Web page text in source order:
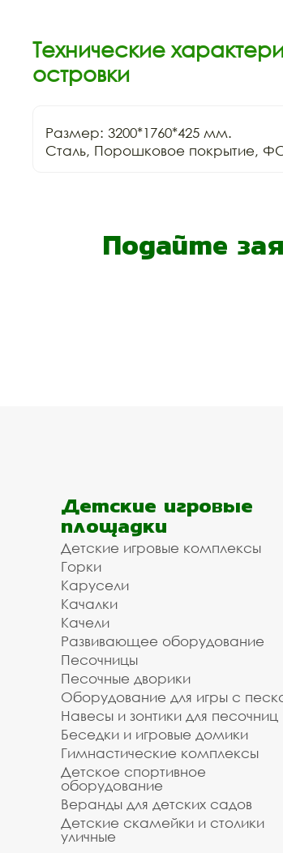
Технические
островки
Размер: 3200*1760*425 мм.
Сталь, Порошковое покрытие,
Подайте
Детские игровые
площадки
Детские игровые комплексы
Горки
Карусели
Качалки
Качели
Развивающее оборудование
Песочницы
Песочные дворики
Оборудование для игры с
Навесы и зонтики для песочниц
Беседки и игровые домики
Гимнастические комплексы
Детское спортивное
оборудование
Веранды для детских садов
Детские скамейки и столики
уличные